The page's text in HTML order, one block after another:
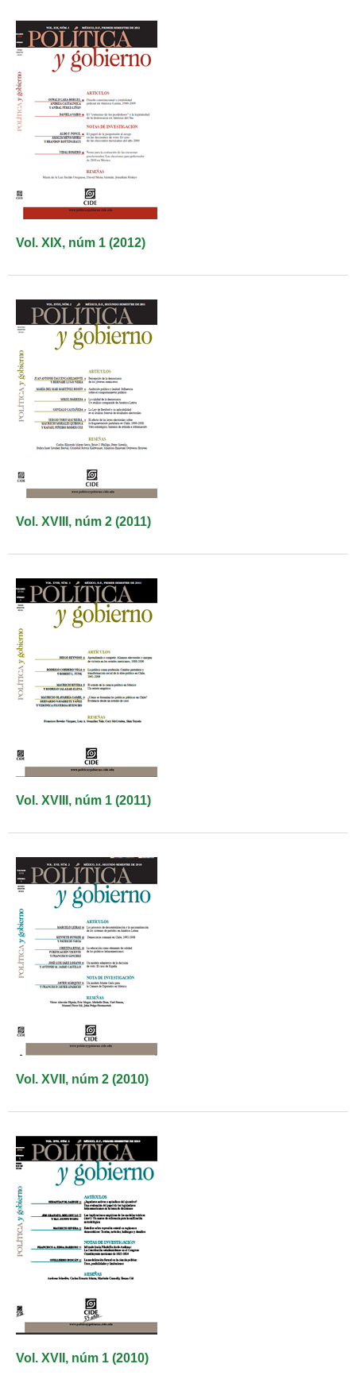
Vol. XIX, núm 1 (2012)
Vol. XVIII, núm 2 (2011)
Vol. XVIII, núm 1 (2011)
Vol. XVII, núm 2 (2010)
Vol. XVII, núm 1 (2010)